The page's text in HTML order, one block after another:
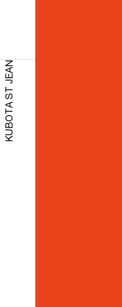
KUBOTA ST JEAN